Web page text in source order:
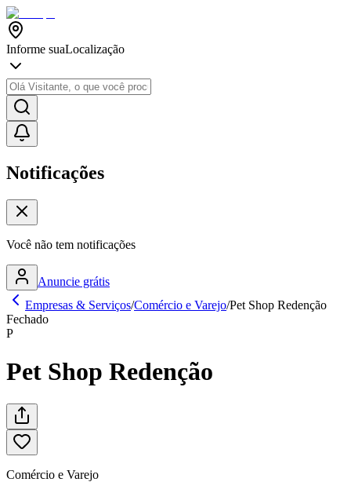
Informe suaLocalização
Notificações
Você não tem notificações
Anuncie grátis
Empresas & Serviços/Comércio e Varejo/Pet Shop Redenção
Fechado
P
Pet Shop Redenção
Comércio e Varejo